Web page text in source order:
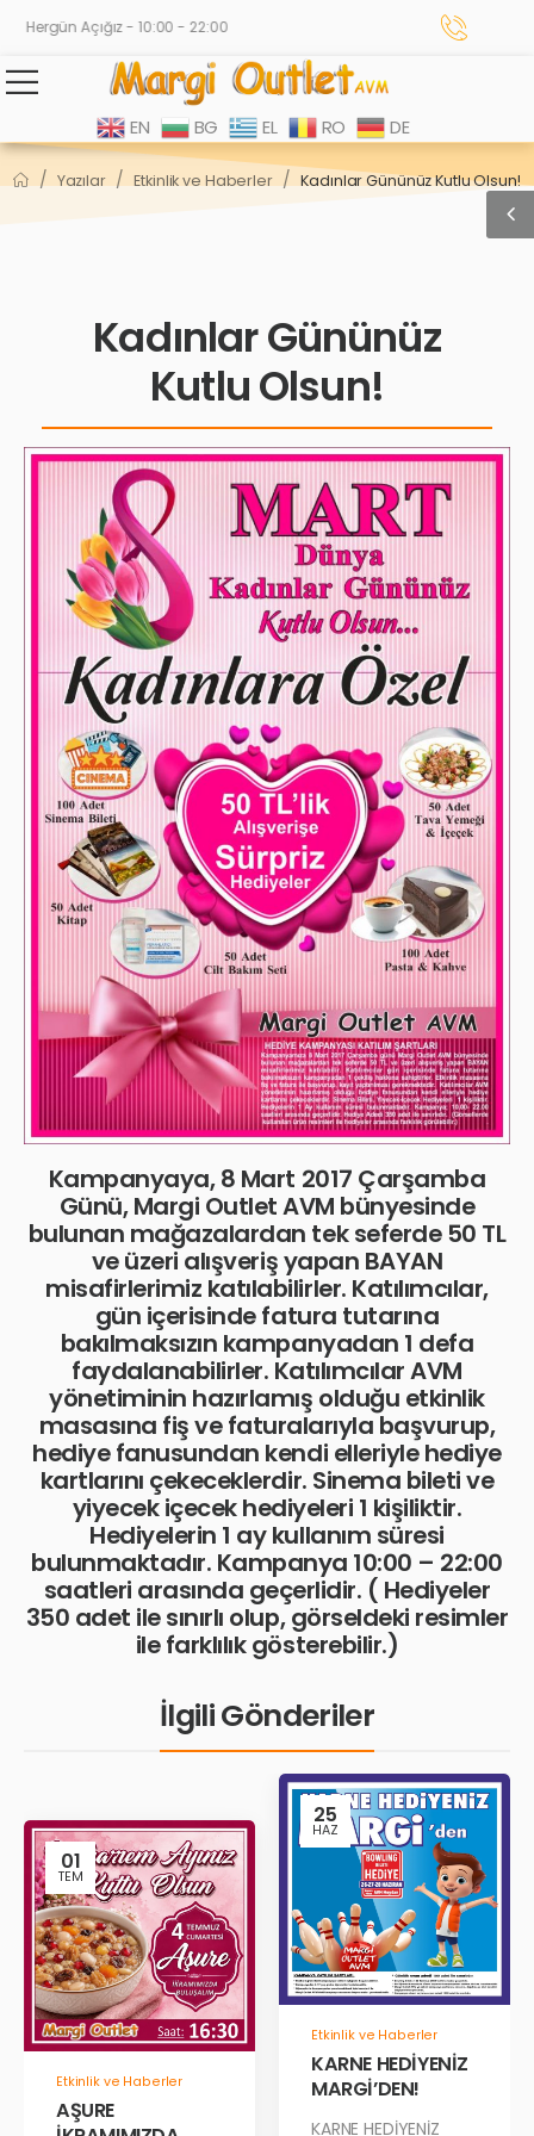
Hergün Açığız - 10:00 - 22:00
EN BG EL RO DE
/ Yazılar / Etkinlik ve Haberler / Kadınlar Gününüz Kutlu Olsun!
Kadınlar Gününüz
Kutlu Olsun!
Kampanyaya, 8 Mart 2017 Çarşamba
Günü, Margi Outlet AVM bünyesinde
bulunan mağazalardan tek seferde 50 TL
ve üzeri alışveriş yapan BAYAN
misafirlerimiz katılabilirler. Katılımcılar,
gün içerisinde fatura tutarına
bakılmaksızın kampanyadan 1 defa
faydalanabilirler. Katılımcılar AVM
yönetiminin hazırlamış olduğu etkinlik
masasına fiş ve faturalarıyla başvurup,
hediye fanusundan kendi elleriyle hediye
kartlarını çekeceklerdir. Sinema bileti ve
yiyecek içecek hediyeleri 1 kişiliktir.
Hediyelerin 1 ay kullanım süresi
bulunmaktadır. Kampanya 10:00 – 22:00
saatleri arasında geçerlidir. ( Hediyeler
350 adet ile sınırlı olup, görseldeki resimler
ile farklılık gösterebilir.)
İlgili Gönderiler
01
TEM
Etkinlik ve Haberler
AŞURE
25
HAZ
Etkinlik ve Haberler
KARNE HEDİYENİZ
MARGİ’DEN!
KARNE HEDİYENİZ